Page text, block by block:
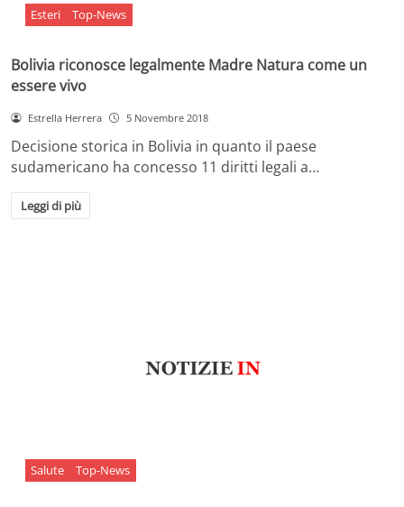
Esteri Top-News
Bolivia riconosce legalmente Madre Natura come un
essere vivo
Estrella Herrera 5 Novembre 2018
Decisione storica in Bolivia in quanto il paese
sudamericano ha concesso 11 diritti legali a…
Leggi di più
Salute Top-News